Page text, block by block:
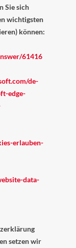
Sie sich
wichtigsten
können:
61416
de-
edge-
erlauben-
data-
setzen wir